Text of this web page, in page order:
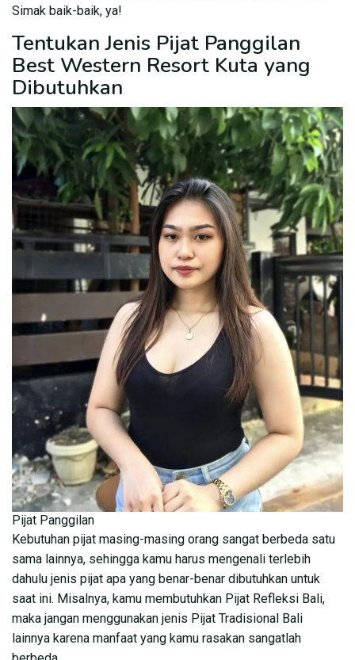
Simak baik-baik, ya!
Tentukan Jenis Pijat Panggilan
Best Western Resort Kuta yang
Dibutuhkan
Pijat Panggilan
Kebutuhan pijat masing-masing orang sangat berbeda satu
sama lainnya, sehingga kamu harus mengenali terlebih
dahulu jenis pijat apa yang benar-benar dibutuhkan untuk
saat ini. Misalnya, kamu membutuhkan Pijat Refleksi Bali,
maka jangan menggunakan jenis Pijat Tradisional Bali
lainnya karena manfaat yang kamu rasakan sangatlah